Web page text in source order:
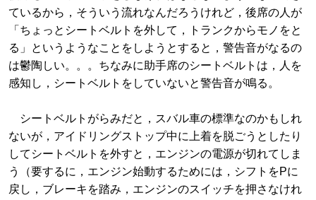
ているから，そういう流れなんだろうけれど，後席の人が
「ちょっとシートベルトを外して，トランクからモノをと
る」というようなことをしようとすると，警告音がなるの
は鬱陶しい。。。ちなみに助手席のシートベルトは，人を
感知し，シートベルトをしていないと警告音が鳴る。
シートベルトがらみだと，スバル車の標準なのかもしれ
ないが，アイドリングストップ中に上着を脱ごうとしたり
してシートベルトを外すと，エンジンの電源が切れてしま
う（要するに，エンジン始動するためには，シフトをPに
戻し，ブレーキを踏み，エンジンのスイッチを押さなけれ